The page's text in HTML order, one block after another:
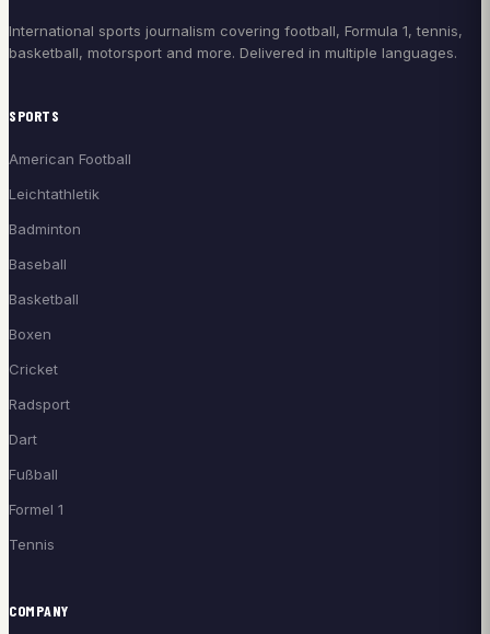
International sports journalism covering football, Formula 1, tennis,
basketball, motorsport and more. Delivered in multiple languages.
SPORTS
American Football
Leichtathletik
Badminton
Baseball
Basketball
Boxen
Cricket
Radsport
Dart
Fußball
Formel 1
Tennis
COMPANY